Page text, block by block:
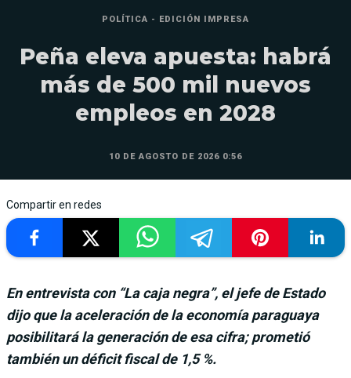
POLÍTICA - EDICIÓN IMPRESA
Peña eleva apuesta: habrá
más de 500 mil nuevos
empleos en 2028
10 DE AGOSTO DE 2026 0:56
Compartir en redes
En entrevista con “La caja negra”, el jefe de Estado
dijo que la aceleración de la economía paraguaya
posibilitará la generación de esa cifra; prometió
también un déficit fiscal de 1,5 %.